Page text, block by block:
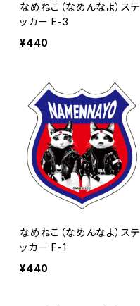
なめねこ（なめんなよ）ステ
ッカー E-3
¥440
なめねこ（なめんなよ）ステ
ッカー F-1
¥440